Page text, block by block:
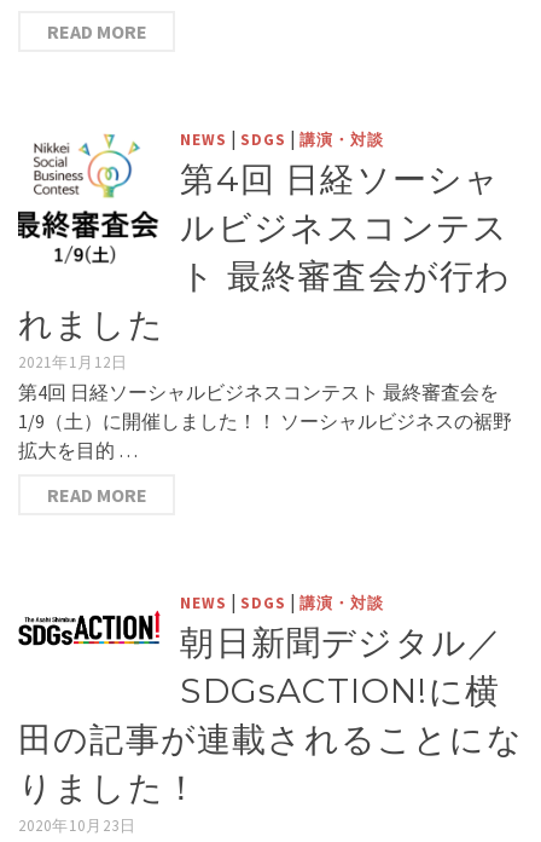
READ MORE
NEWS | SDGS |講演・対談
第4回 日経ソーシャ
ルビジネスコンテス
ト 最終審査会が行わ
れました
2021年1月12日
第4回 日経ソーシャルビジネスコンテスト 最終審査会を
1/9（土）に開催しました！！ ソーシャルビジネスの裾野
拡大を目的 …
READ MORE
NEWS | SDGS |講演・対談
朝日新聞デジタル／
SDGsACTION!に横
田の記事が連載されることにな
りました！
2020年10月23日